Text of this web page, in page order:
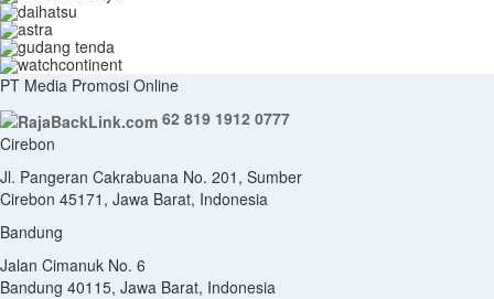
PT Media Promosi Online
62 819 1912 0777
Cirebon
Jl. Pangeran Cakrabuana No. 201, Sumber
Cirebon 45171, Jawa Barat, Indonesia
Bandung
Jalan Cimanuk No. 6
Bandung 40115, Jawa Barat, Indonesia